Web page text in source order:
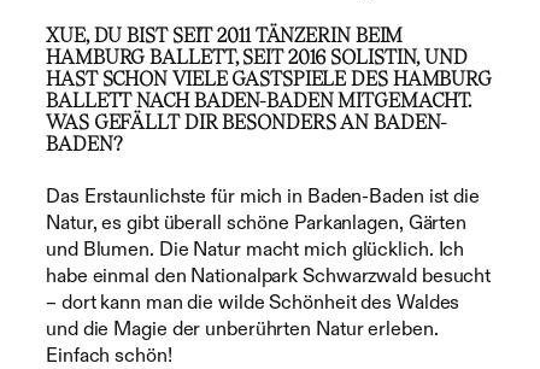
XUE, DU BIST SEIT 2011 TÄNZERIN BEIM
HAMBURG BALLETT, SEIT 2016 SOLISTIN, UND
HAST SCHON VIELE GASTSPIELE DES HAMBURG
BALLETT NACH BADEN-BADEN MITGEMACHT.
WAS GEFÄLLT DIR BESONDERS AN BADEN-
BADEN?
Das Erstaunlichste für mich in Baden-Baden ist die
Natur, es gibt überall schöne Parkanlagen, Gärten
und Blumen. Die Natur macht mich glücklich. Ich
habe einmal den Nationalpark Schwarzwald besucht
– dort kann man die wilde Schönheit des Waldes
und die Magie der unberührten Natur erleben.
Einfach schön!